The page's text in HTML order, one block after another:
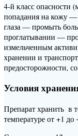
4-й класс опасности
попадания на кожу
глаза — промыть
проглатывании —
измельченным
хранении и
предосторожности,
Условия
Препарат хранить в
температуре от +1 до